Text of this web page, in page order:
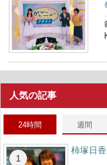
人気の記事
24時間 週間
柿塚日